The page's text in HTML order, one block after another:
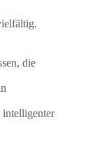
die
intelligenter